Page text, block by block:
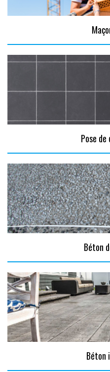
Pose
Béton
Béton